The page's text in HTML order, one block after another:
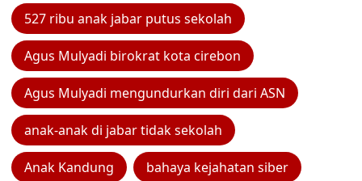
527 ribu anak jabar putus sekolah
Agus Mulyadi birokrat kota cirebon
Agus Mulyadi mengundurkan diri dari ASN
anak-anak di jabar tidak sekolah
Anak Kandung bahaya kejahatan siber